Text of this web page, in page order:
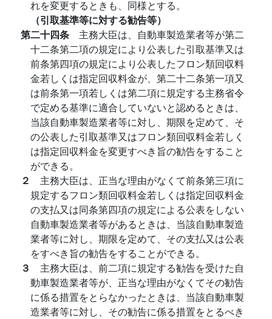
れを変更するときも、同様とする。
（引取基準等に対する勧告等）
第二十四条 主務大臣は、自動車製造業者等が第二
十二条第二項の規定により公表した引取基準又は
前条第四項の規定により公表したフロン類回収料
金若しくは指定回収料金が、第二十二条第一項又
は前条第一項若しくは第二項に規定する主務省令
で定める基準に適合していないと認めるときは、
当該自動車製造業者等に対し、期限を定めて、そ
の公表した引取基準又はフロン類回収料金若しく
は指定回収料金を変更すべき旨の勧告をすること
ができる。
２ 主務大臣は、正当な理由がなくて前条第三項に
規定するフロン類回収料金若しくは指定回収料金
の支払又は同条第四項の規定による公表をしない
自動車製造業者等があるときは、当該自動車製造
業者等に対し、期限を定めて、その支払又は公表
をすべき旨の勧告をすることができる。
３ 主務大臣は、前二項に規定する勧告を受けた自
動車製造業者等が、正当な理由がなくてその勧告
に係る措置をとらなかったときは、当該自動車製
造業者等に対し、その勧告に係る措置をとるべき